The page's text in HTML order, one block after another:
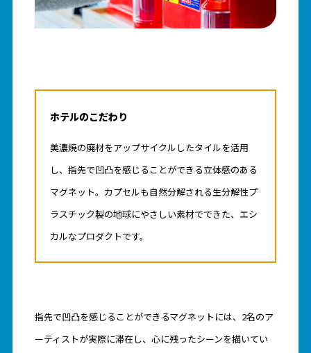
ホテルのこだわり
美濃焼の廃材をアップサイクルしたタイルを活用
し、指先で凹凸を感じることができる立体感のある
マグネット。カプセルも自然分解される生分解性プ
ラスチック製の地球にやさしい素材でできた、エシ
カルなプロダクトです。
指先で凹凸を感じることができるマグネットには、2名のア
ーティストが実際に滞在し、心に残ったシーンを描いてい